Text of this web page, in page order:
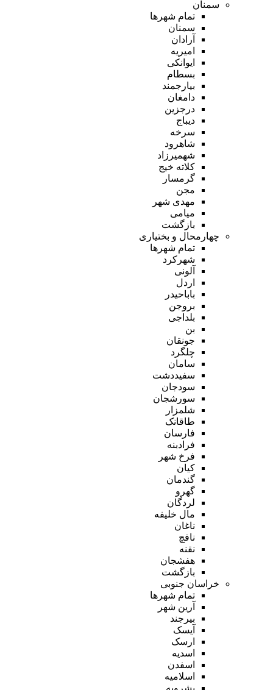
سمنان
تمام شهر‌ها
سمنان
آرادان
امیریه
ایوانکی
بسطام
بیارجمند
دامغان
درجزین
دیباج
سرخه
شاهرود
شهمیرزاد
کلاته خیج
گرمسار
مجن
مهدی شهر
میامی
بازگشت
چهارمحال و بختیاری
تمام شهر‌ها
شهرکرد
آلونی
اردل
باباحیدر
بروجن
بلداجی
بن
جونقان
چلگرد
سامان
سفیددشت
سودجان
سورشجان
شلمزار
طاقانک
فارسان
فرادبنه
فرخ شهر
کیان
گندمان
گهرو
لردگان
مال خلیفه
ناغان
نافچ
نقنه
هفشجان
بازگشت
خراسان جنوبی
تمام شهر‌ها
آرین شهر
بیرجند
آیسک
ارسک
اسدیه
اسفدن
اسلامیه
بشرویه